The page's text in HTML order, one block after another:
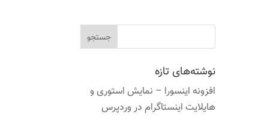
نوشته‌های تازه
افزونه اینسورا – نمایش استوری و
هایلایت اینستاگرام در وردپرس